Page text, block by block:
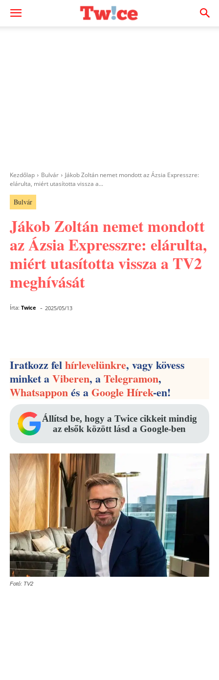
Kezdőlap Bulvár
Jákob Zoltán nemet mondott az Ázsia Expresszre:
elárulta, miért utasította vissza a...
Bulvár
Jákob Zoltán nemet mondott
az Ázsia Expresszre: elárulta,
miért utasította vissza a TV2
meghívását
Írta: Twice - 2025/05/13
Iratkozz felhírlevelünkre, vagy kövess
minket aViberen, aTelegramon,
Whatsapponés aGoogle Hírek-en!
Állítsd be, hogy a Twice cikkeit mindig
az elsők között lásd a Google-ben
Fotó: TV2